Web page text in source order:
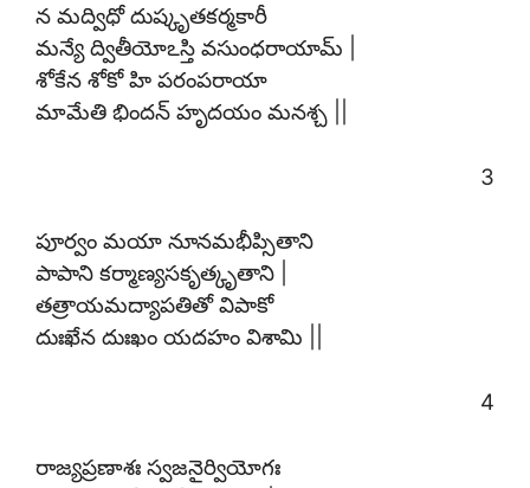
న మద్విధో దుష్కృతకర్మకారీ
మన్యే ద్వితీయోఽస్తి వసుంధరాయామ్ |
శోకేన శోకో హి పరంపరాయా
మామేతి భిందన్ హృదయం మనశ్చ ||
3
పూర్వం మయా నూనమభీప్సితాని
పాపాని కర్మాణ్యసకృత్కృతాని |
తత్రాయమద్యాపతితో విపాకో
దుఃఖేన దుఃఖం యదహం విశామి ||
4
రాజ్యప్రణాశః స్వజనైర్వియోగః